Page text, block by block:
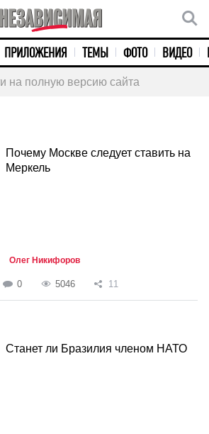
ПРИЛОЖЕНИЯ ТЕМЫ ФОТО ВИДЕО
на полную версию сайта
Почему Москве следует ставить на
Меркель
Олег Никифоров
0 5046 11
Станет ли Бразилия членом НАТО